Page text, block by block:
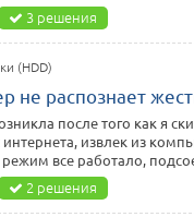
3 решения
(HDD)
не распознает
после того как я
извлек из
все работало,
2 решения